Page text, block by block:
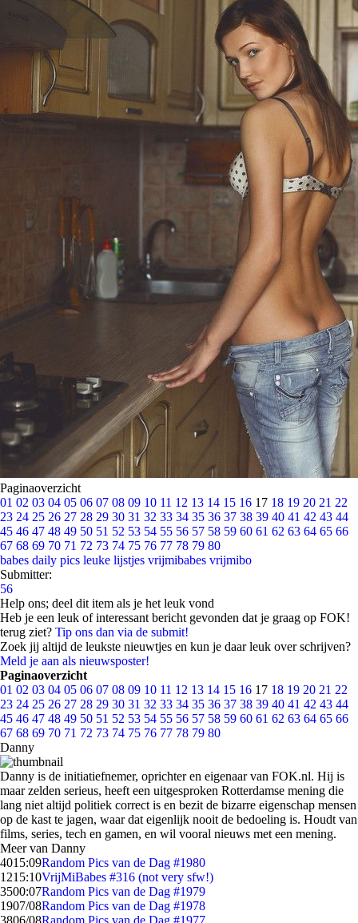
Paginaoverzicht
01 02 03 04 05 06 07 08 09 10 11 12 13 14 15 16 17 18 19 20 21 22
23 24 25 26 27 28 29 30 31 32 33 34 35 36 37 38 39 40 41 42 43 44
45 46 47 48 49 50 51 52 53 54 55 56 57 58 59 60 61 62 63 64 65 66
67 68 69 70 71 72 73 74 75 76 77 78 79 80
babes daily pics leuke lijstjes vrijmibabes vrijmibo
Submitter:
56
Help ons; deel dit item als je het leuk vond
Heb je een leuk of interessant bericht gevonden dat je graag op FOK!
terug ziet? Tip ons dan via de submit!
Zoek jij altijd de leukste nieuwtjes en kun je daar leuk over schrijven?
Meld je aan als nieuwsposter!
Paginaoverzicht
01 02 03 04 05 06 07 08 09 10 11 12 13 14 15 16 17 18 19 20 21 22
23 24 25 26 27 28 29 30 31 32 33 34 35 36 37 38 39 40 41 42 43 44
45 46 47 48 49 50 51 52 53 54 55 56 57 58 59 60 61 62 63 64 65 66
67 68 69 70 71 72 73 74 75 76 77 78 79 80
Danny
Danny is de initiatiefnemer, oprichter en eigenaar van FOK.nl. Hij is
maar zelden serieus, heeft een uitgesproken Rotterdamse mening die
lang niet altijd politiek correct is en bezit de bizarre eigenschap mensen
op de kast te jagen, waar dat eigenlijk nooit de bedoeling is. Houdt van
films, series, tech en gamen, en wil vooral nieuws met een mening.
Meer van Danny
4015:09Random Pics van de Dag #1980
1215:10VrijMiBabes #316 (not very sfw!)
3500:07Random Pics van de Dag #1979
1907/08Random Pics van de Dag #1978
3806/08Random Pics van de Dag #1977